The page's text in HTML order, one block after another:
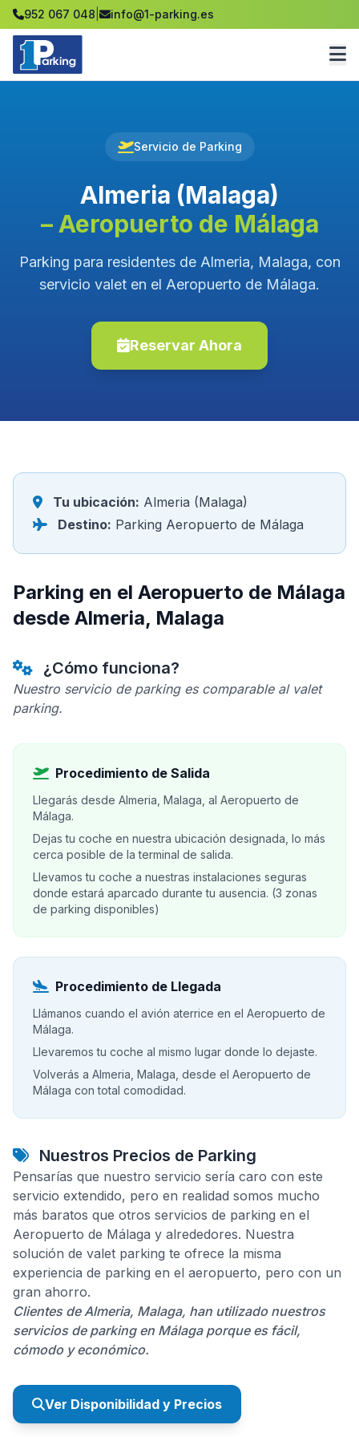
952 067 048 info@1-parking.es
Servicio de Parking
Almeria (Malaga)
– Aeropuerto de Málaga
Parking para residentes de Almeria, Malaga, con
servicio valet en el Aeropuerto de Málaga.
Reservar Ahora
Tu ubicación: Almeria (Malaga)
Destino: Parking Aeropuerto de Málaga
Parking en el Aeropuerto de Málaga
desde Almeria, Malaga
¿Cómo funciona?
Nuestro servicio de parking es comparable al valet
parking.
Procedimiento de Salida
Llegarás desde Almeria, Malaga, al Aeropuerto de
Málaga.
Dejas tu coche en nuestra ubicación designada, lo más
cerca posible de la terminal de salida.
Llevamos tu coche a nuestras instalaciones seguras
donde estará aparcado durante tu ausencia. (3 zonas
de parking disponibles)
Procedimiento de Llegada
Llámanos cuando el avión aterrice en el Aeropuerto de
Málaga.
Llevaremos tu coche al mismo lugar donde lo dejaste.
Volverás a Almeria, Malaga, desde el Aeropuerto de
Málaga con total comodidad.
Nuestros Precios de Parking
Pensarías que nuestro servicio sería caro con este
servicio extendido, pero en realidad somos mucho
más baratos que otros servicios de parking en el
Aeropuerto de Málaga y alrededores. Nuestra
solución de valet parking te ofrece la misma
experiencia de parking en el aeropuerto, pero con un
gran ahorro.
Clientes de Almeria, Malaga, han utilizado nuestros
servicios de parking en Málaga porque es fácil,
cómodo y económico.
Ver Disponibilidad y Precios